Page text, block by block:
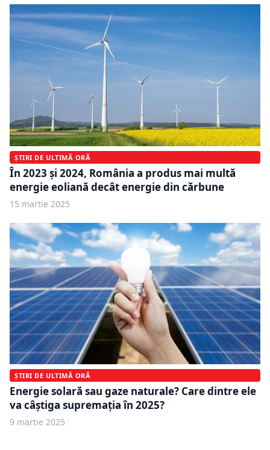
ȘTIRI DE ULTIMĂ ORĂ
În 2023 și 2024, România a produs mai multă
energie eoliană decât energie din cărbune
15 martie 2025
ȘTIRI DE ULTIMĂ ORĂ
Energie solară sau gaze naturale? Care dintre ele
va câștiga supremația în 2025?
9 martie 2025